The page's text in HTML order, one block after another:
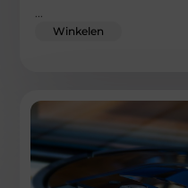
...
Winkelen